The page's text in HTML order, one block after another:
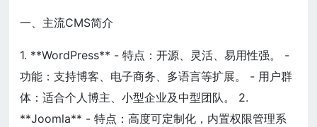
一、主流CMS简介
1. **WordPress** - 特点：开源、灵活、易用性强。 -
功能：支持博客、电子商务、多语言等扩展。 - 用户群
体：适合个人博主、小型企业及中型团队。 2.
**Joomla** - 特点：高度可定制化，内置权限管理系